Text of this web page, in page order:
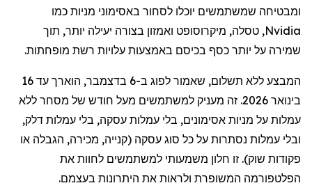
ומבטיחה שמשתמשים יוכלו לסחור באסימוני מניות כמו
Nvidia
, טסלה, מיקרוסופט ואמזון בצורה יעילה יותר, תוך
שמירה על יותר כסף בכיסם באמצעות עלויות רשת מופחתות.
המבצע ללא תשלום, שאמור לפוג ב-6 בדצמבר, הוארך עד 16
בינואר 2026. זה מעניק למשתמשים מעל חודש של מסחר ללא
עמלות על מניות אסימונים, בלי עמלות עסקה, בלי עמלות דלק,
ובלי עמלות נסתרות על כל סוג עסקה (קנייה, מכירה, הגבלה או
פקודות שוק). זו חלון משמעותי למשתמשים לחוות את
הפלטפורמה המשופרת ולראות את היתרונות בעצמם.